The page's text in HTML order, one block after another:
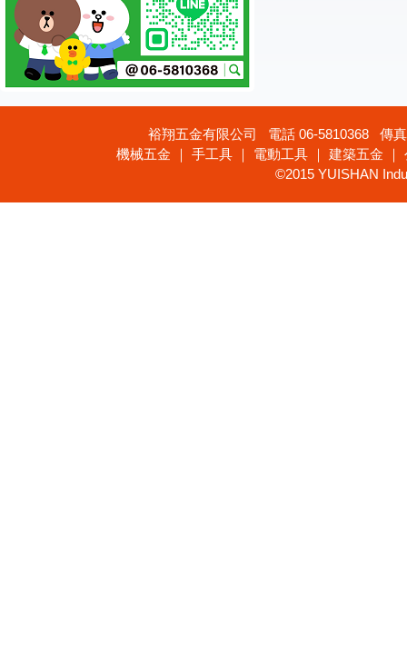
裕翔五金有限公司 電話 06-5810368 傳
機械五金 ｜ 手工具 ｜ 電動工具 ｜ 建築五金
©2015 YUISHAN